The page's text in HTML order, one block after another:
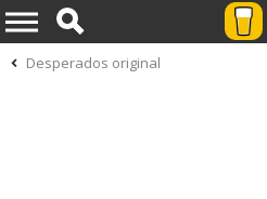
Desperados original